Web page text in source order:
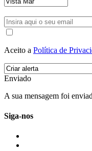
Aceito a Política de
Enviado
A sua mensagem foi
Siga-nos